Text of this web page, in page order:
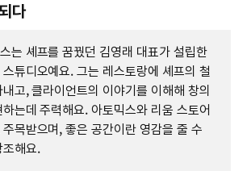
다
는 셰프를 꿈꿨던 김영래 대표가 설립한
튜디오예요. 그는 레스토랑에 셰프의 철
고, 클라이언트의 이야기를 이해해 창의
는데 주력해요. 아토믹스와 리움 스토어
목받으며, 좋은 공간이란 영감을 줄 수
조해요.